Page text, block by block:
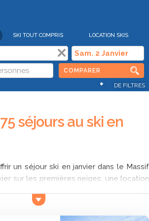
SKI TOUT COMPRIS LOCATION SKIS
COMPARER
+ DE FILTRES
séjours au ski en
un séjour ski en janvier dans le Massif
sur les premières neiges, une location
au ski dans le massif central au mois
parmi les offres sélectionnées qui est